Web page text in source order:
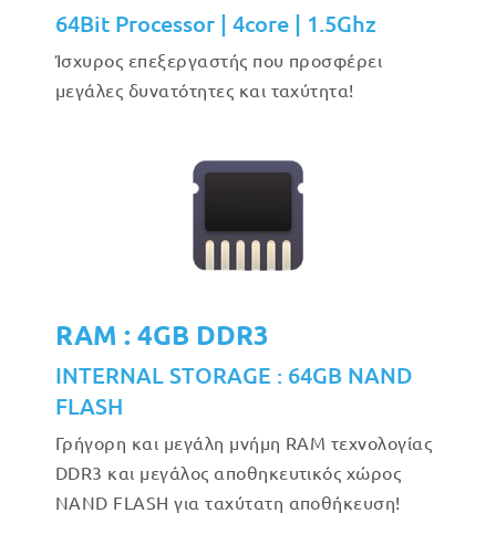
64Bit Processor | 4core | 1.5Ghz
Ίσχυρος επεξεργαστής που προσφέρει
μεγάλες δυνατότητες και ταχύτητα!
RAM : 4GB DDR3
INTERNAL STORAGE : 64GB NAND
FLASH
Γρήγορη και μεγάλη μνήμη RAM τεχνολογίας
DDR3 και μεγάλος αποθηκευτικός χώρος
NAND FLASH για ταχύτατη αποθήκευση!